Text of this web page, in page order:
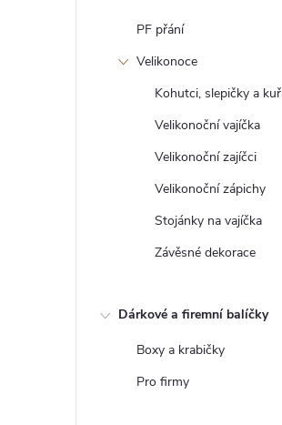
PF přání
Velikonoce
Kohutci, slepičky a
Velikonoční vajíčka
Velikonoční zajíčci
Velikonoční zápichy
Stojánky na vajíčka
Závěsné dekorace
Dárkové a firemní balíčky
Boxy a krabičky
Pro firmy